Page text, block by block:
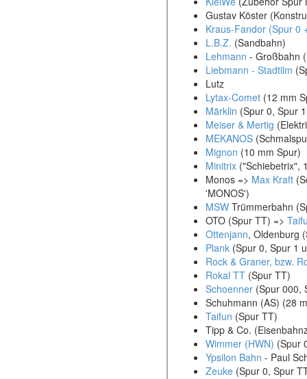
Gustav Köster
Kraus-Fandor (Spur 0
L.B.Z. (Sandbahn)
Lehmann - Großbahn
Liebmann - Stadtilm
Lutz
Lytax-Comet (12 mm
Märklin (Spur 0, Spur
Meiser & Mertig
MEKANOS
Mignon (10 mm Spur)
Minitrix ("Schiebetrix",
Monos => Max Kraft
'MONOS')
MSW Trümmerbahn
OTO (Spur TT) =>
Ottenjann, Oldenburg
Plank (Spur 0, Spur 1
Rock & Graner, bzw.
Rokal TT (Spur TT)
Schoenner (Spur 000,
Schuhmann (AS) (28
Taifun (Spur TT)
Tipp & Co.
Wimmer (HWN) (Spur
Ypsilon Bahn - Paul
Zeuke (Spur 0, Spur